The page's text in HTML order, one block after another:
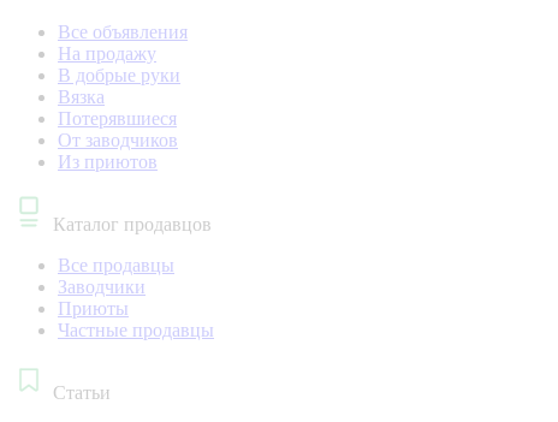
Все объявления
На продажу
В добрые руки
Вязка
Потерявшиеся
От заводчиков
Из приютов
Каталог продавцов
Все продавцы
Заводчики
Приюты
Частные продавцы
Статьи